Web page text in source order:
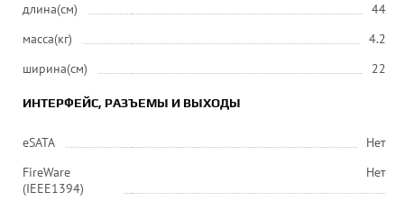
длина(см)
44
масса(кг)
4.2
ширина(см)
22
ИНТЕРФЕЙС, РАЗЪЕМЫ И ВЫХОДЫ
eSATA
Нет
FireWare
(IEEE1394)
Нет